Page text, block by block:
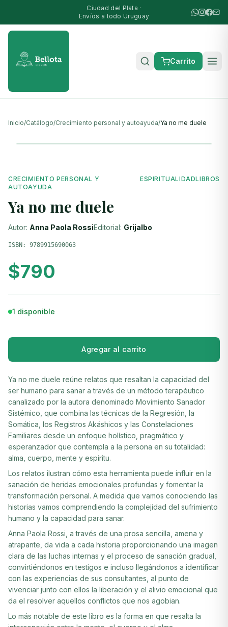
Ciudad del Plata ·
Envíos a todo Uruguay
Carrito
Inicio/Catálogo/Crecimiento personal y autoayuda/Ya no me duele
CRECIMIENTO PERSONAL Y
AUTOAYUDA
ESPIRITUALIDADLIBROS
Ya no me duele
Autor: Anna Paola RossiEditorial: Grijalbo
ISBN: 9789915690063
$790
1 disponible
Agregar al carrito
Ya no me duele reúne relatos que resaltan la capacidad del
ser humano para sanar a través de un método terapéutico
canalizado por la autora denominado Movimiento Sanador
Sistémico, que combina las técnicas de la Regresión, la
Somática, los Registros Akáshicos y las Constelaciones
Familiares desde un enfoque holístico, pragmático y
esperanzador que contempla a la persona en su totalidad:
alma, cuerpo, mente y espíritu.
Los relatos ilustran cómo esta herramienta puede influir en la
sanación de heridas emocionales profundas y fomentar la
transformación personal. A medida que vamos conociendo las
historias vamos comprendiendo la complejidad del sufrimiento
humano y la capacidad para sanar.
Anna Paola Rossi, a través de una prosa sencilla, amena y
atrapante, da vida a cada historia proporcionando una imagen
clara de las luchas internas y el proceso de sanación gradual,
convirtiéndonos en testigos e incluso llegándonos a identificar
con las experiencias de sus consultantes, al punto de
vivenciar junto con ellos la liberación y el alivio emocional que
da el resolver aquellos conflictos que nos agobian.
Lo más notable de este libro es la forma en que resalta la